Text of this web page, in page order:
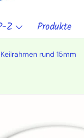
Z Produkte
rund 15mm